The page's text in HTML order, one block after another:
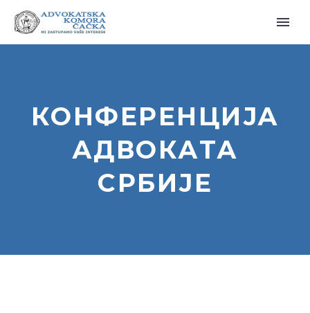
КОНФЕРЕНЦИЈА
АДВОКАТА
СРБИЈЕ